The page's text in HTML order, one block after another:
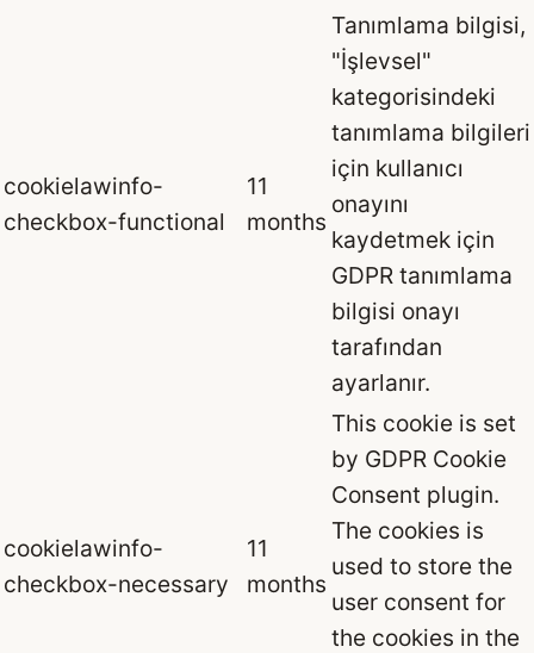
cookielawinfo-
checkbox-functional
11
months
Tanımlama bilgisi,
"İşlevsel"
kategorisindeki
tanımlama bilgileri
için kullanıcı
onayını
kaydetmek için
GDPR tanımlama
bilgisi onayı
tarafından
ayarlanır.
cookielawinfo-
checkbox-necessary
11
months
This cookie is set
by GDPR Cookie
Consent plugin.
The cookies is
used to store the
user consent for
the cookies in the